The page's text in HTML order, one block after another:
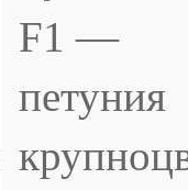
F1 —
петуния